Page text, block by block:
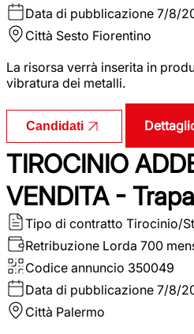
Data di pubblicazione 7/8/
Città Sesto Fiorentino
La risorsa verrà inserita in
vibratura dei metalli.
Candidati
TIROCINIO
VENDITA -
Tipo di contratto Tirocinio/
Retribuzione Lorda 700
Codice annuncio 350049
Data di pubblicazione 7/8/
Città Palermo